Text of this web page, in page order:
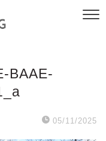
BAAE-
05/11/2025